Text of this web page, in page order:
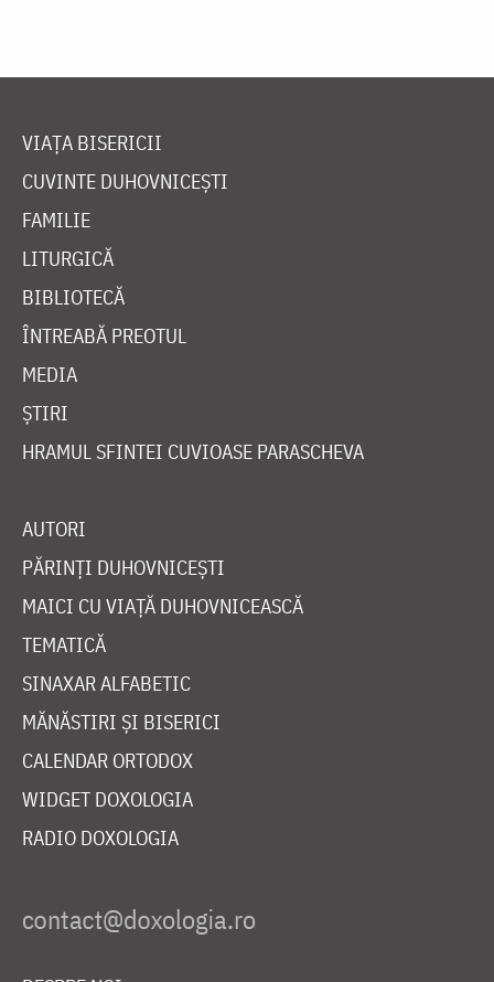
VIAȚA BISERICII
CUVINTE DUHOVNICEȘTI
FAMILIE
LITURGICĂ
BIBLIOTECĂ
ÎNTREABĂ PREOTUL
MEDIA
ȘTIRI
HRAMUL SFINTEI CUVIOASE PARASCHEVA
AUTORI
PĂRINȚI DUHOVNICEȘTI
MAICI CU VIAȚĂ DUHOVNICEASCĂ
TEMATICĂ
SINAXAR ALFABETIC
MĂNĂSTIRI ȘI BISERICI
CALENDAR ORTODOX
WIDGET DOXOLOGIA
RADIO DOXOLOGIA